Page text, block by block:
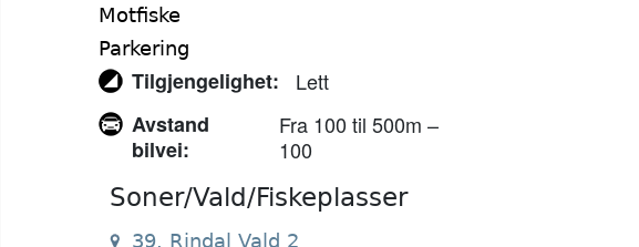
Motfiske
Parkering
Tilgjengelighet
Lett
Avstand
bilvei
Fra 100 til 500m –
100
Soner/Vald/Fiskeplasser
39. Rindal Vald 2